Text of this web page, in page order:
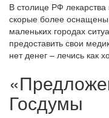
В столице РФ
скорые более
маленьких городах
предоставить свои
нет денег – лечись как
Госдумы